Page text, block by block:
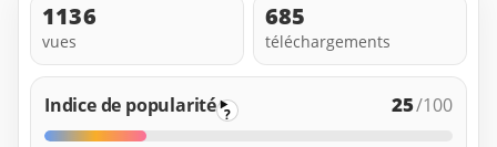
1136
vues
685
téléchargements
Indice de popularité ? 25/100